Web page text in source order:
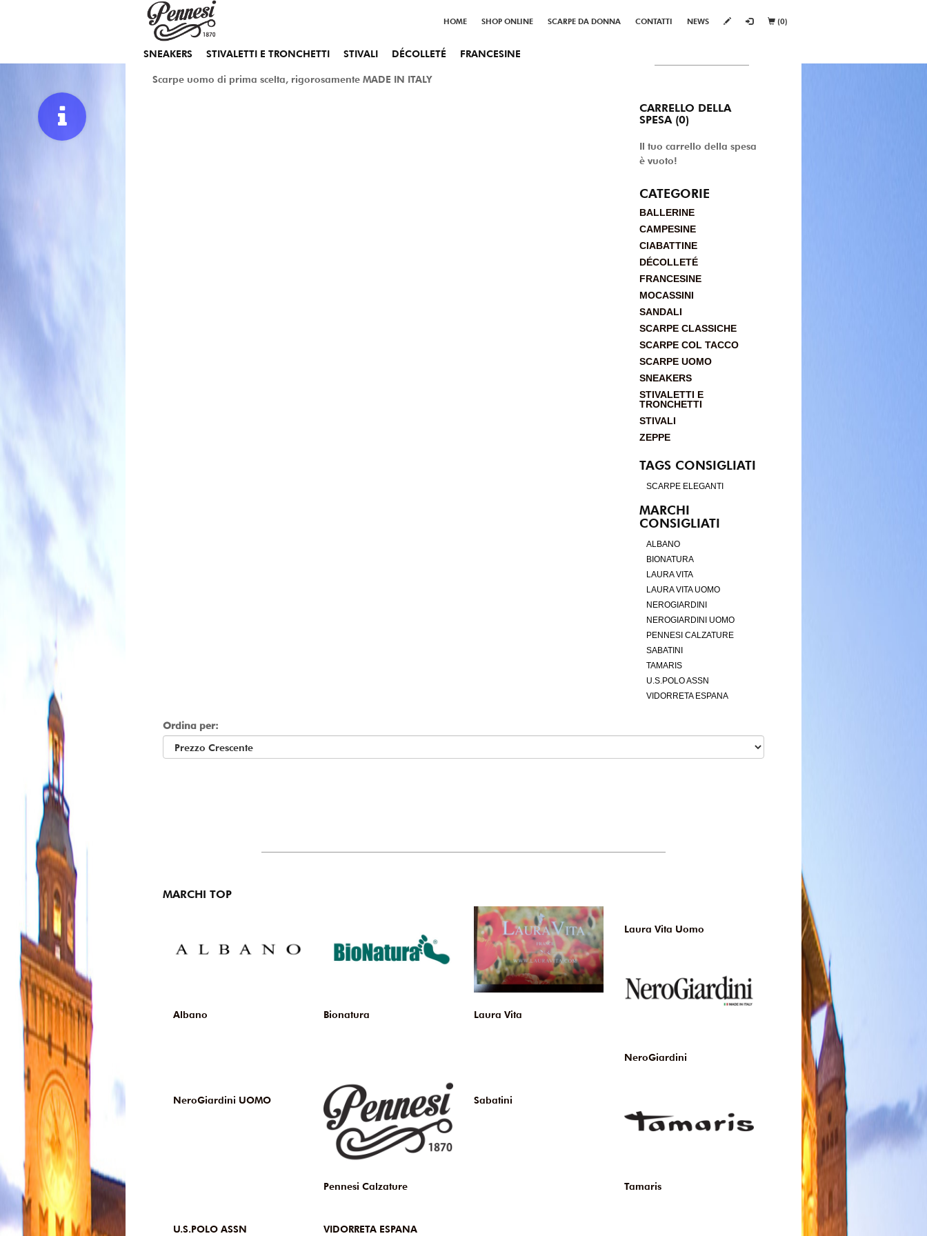
HOME SHOP ONLINE SCARPE DA DONNA CONTATTI NEWS (0)
SNEAKERS STIVALETTI E TRONCHETTI STIVALI DÉCOLLETÉ FRANCESINE
HOME Shop Online
SCARPE UOMO
Scarpe uomo di prima scelta, rigorosamente MADE IN ITALY
CARRELLO DELLA
SPESA (0)
Il tuo carrello della spesa
è vuoto!
CATEGORIE
BALLERINE
CAMPESINE
CIABATTINE
DÉCOLLETÉ
FRANCESINE
MOCASSINI
SANDALI
SCARPE CLASSICHE
SCARPE COL TACCO
SCARPE UOMO
SNEAKERS
STIVALETTI E
TRONCHETTI
STIVALI
ZEPPE
TAGS CONSIGLIATI
SCARPE ELEGANTI
MARCHI
CONSIGLIATI
ALBANO
BIONATURA
LAURA VITA
LAURA VITA UOMO
NEROGIARDINI
NEROGIARDINI UOMO
PENNESI CALZATURE
SABATINI
TAMARIS
U.S.POLO ASSN
VIDORRETA ESPANA
Ordina per:
MARCHI TOP
Albano Bionatura Laura Vita
Laura Vita Uomo
NeroGiardini
NeroGiardini UOMO
Pennesi Calzature
Sabatini
Tamaris
U.S.POLO ASSN VIDORRETA ESPANA